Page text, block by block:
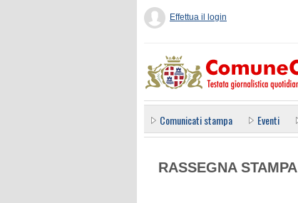
Effettua il login
Comunicati stampa Eventi
RASSEGNA STAMPA